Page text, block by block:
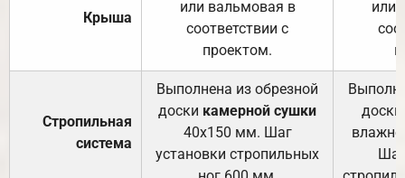
Крыша
или вальмовая в
соответствии с
проектом.
или
Стропильная
система
Выполнена из обрезной
доски камерной сушки
40х150 мм. Шаг
установки стропильных
доски